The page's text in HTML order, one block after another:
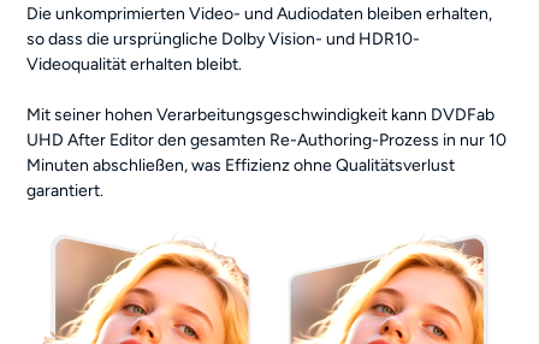
Die unkomprimierten Video- und Audiodaten bleiben erhalten,
so dass die ursprüngliche Dolby Vision- und HDR10-
Videoqualität erhalten bleibt.
Mit seiner hohen Verarbeitungsgeschwindigkeit kann DVDFab
UHD After Editor den gesamten Re-Authoring-Prozess in nur 10
Minuten abschließen, was Effizienz ohne Qualitätsverlust
garantiert.